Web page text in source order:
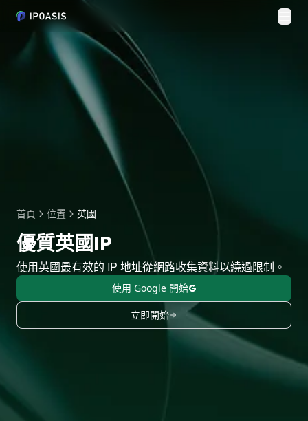
切
首頁 位置 英國
優質英國IP
使用英國最有效的 IP 地址從網路收集資料以繞過限制。
使用 Google 開始
立即開始